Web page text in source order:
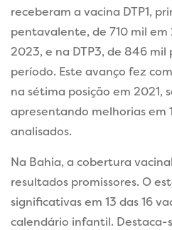
receberam a vacina DTP1,
pentavalente, de 710 mil em
2023, e na DTP3, de 846 mil
período. Este avanço fez
na sétima posição em 2021,
apresentando melhorias em
analisados.
Na Bahia, a cobertura
resultados promissores. O
significativas em 13 das 16
calendário infantil. Destaca-